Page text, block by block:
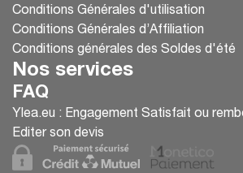
Conditions Générales d'utilisation
Conditions Générales d’Affiliation
Conditions générales des Soldes d'été
Nos services
FAQ
Ylea.eu : Engagement Satisfait ou
Editer son devis